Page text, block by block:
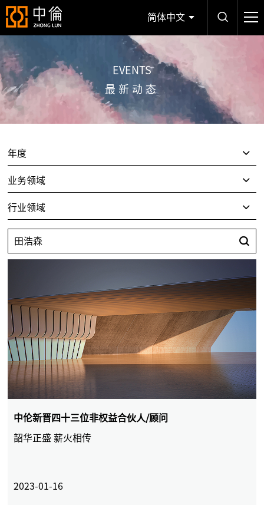
简体中文
EVENTS
最新动态
年度
业务领域
行业领域
中伦新晋四十三位非权益合伙人/顾问
韶华正盛 薪火相传
2023-01-16